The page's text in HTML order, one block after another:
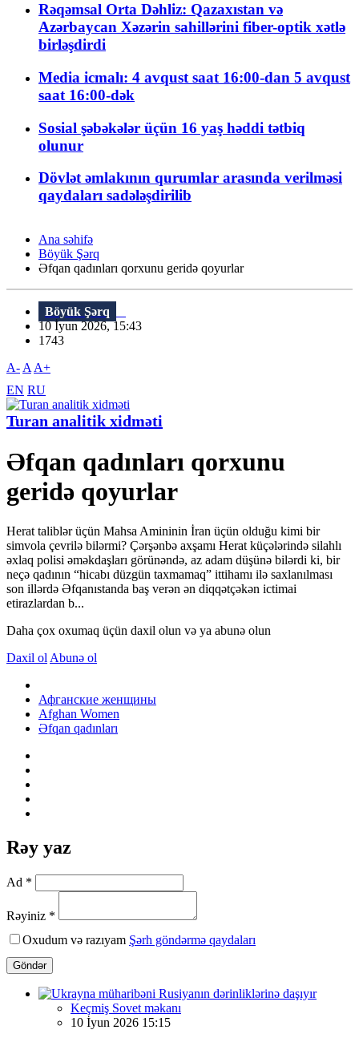
Rəqəmsal Orta Dəhliz: Qazaxıstan və
Azərbaycan Xəzərin sahillərini fiber-optik xətlə
birləşdirdi
Media icmalı: 4 avqust saat 16:00-dan 5 avqust
saat 16:00-dək
Sosial şəbəkələr üçün 16 yaş həddi tətbiq
olunur
Dövlət əmlakının qurumlar arasında verilməsi
qaydaları sadələşdirilib
Ana səhifə
Böyük Şərq
Əfqan qadınları qorxunu geridə qoyurlar
Böyük Şərq
10 İyun 2026, 15:43
1743
A- A A+
EN RU
Turan analitik xidməti
Əfqan qadınları qorxunu
geridə qoyurlar
Herat taliblər üçün Mahsa Amininin İran üçün olduğu kimi bir
simvola çevrilə bilərmi? Çərşənbə axşamı Herat küçələrində silahlı
əxlaq polisi əməkdaşları görünəndə, az adam düşünə bilərdi ki, bir
neçə qadının “hicabı düzgün taxmamaq” ittihamı ilə saxlanılması
son illərdə Əfqanıstanda baş verən ən diqqətçəkən ictimai
etirazlardan b...
Daha çox oxumaq üçün daxil olun və ya abunə olun
Daxil ol Abunə ol
Афганские женщины
Afghan Women
Əfqan qadınları
Rəy yaz
Ad *
Rəyiniz *
Oxudum və razıyam Şərh göndərmə qaydaları
Göndər
Keçmiş Sovet məkanı
10 İyun 2026 15:15